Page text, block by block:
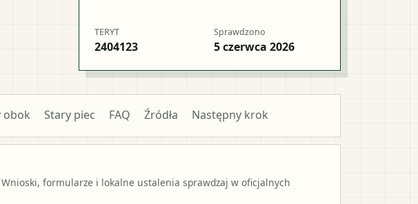
TERYT
2404123
Sprawdzono
5 czerwca 2026
obok Stary piec FAQ Źródła Następny krok
formularze i lokalne ustalenia sprawdzaj w oficjalnych